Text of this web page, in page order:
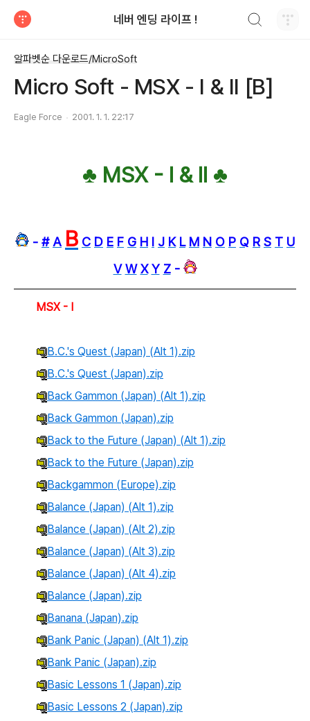
네버 엔딩 라이프 !
알파벳순 다운로드/MicroSoft
Micro Soft - MSX - I & II [B]
Eagle Force 2001. 1. 1. 22:17
♣ MSX - I & II ♣
- # A B C D E F G H I J K L M N O P Q R S T U
V W X Y Z -
MSX - I
B.C.'s Quest (Japan) (Alt 1).zip
B.C.'s Quest (Japan).zip
Back Gammon (Japan) (Alt 1).zip
Back Gammon (Japan).zip
Back to the Future (Japan) (Alt 1).zip
Back to the Future (Japan).zip
Backgammon (Europe).zip
Balance (Japan) (Alt 1).zip
Balance (Japan) (Alt 2).zip
Balance (Japan) (Alt 3).zip
Balance (Japan) (Alt 4).zip
Balance (Japan).zip
Banana (Japan).zip
Bank Panic (Japan) (Alt 1).zip
Bank Panic (Japan).zip
Basic Lessons 1 (Japan).zip
Basic Lessons 2 (Japan).zip